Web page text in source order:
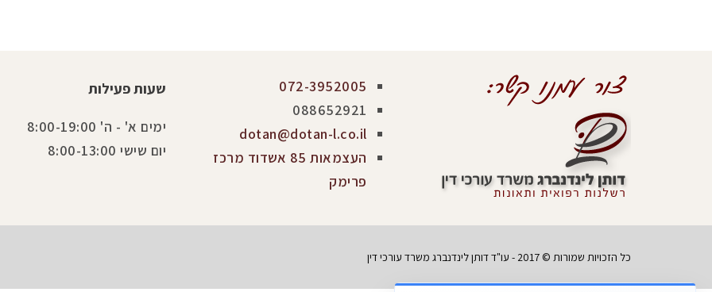
072-3952005
088652921
dotan@dotan-l.co.il
העצמאות 85 אשדוד מרכז
פרימק
שעות פעילות
ימים א' - ה' 8:00-19:00
יום שישי 8:00-13:00
כל הזכויות שמורות © 2017 - עו"ד דותן לינדנברג משרד עורכי דין